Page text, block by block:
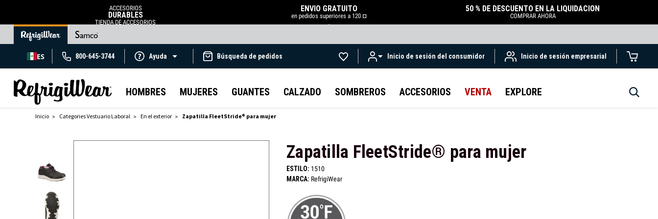
ACCESORIOS
DURABLES
TIENDA DE ACCESORIOS
ENVÍO GRATUITO
en pedidos superiores a 120 ¤
.
50 % DE DESCUENTO EN LA LIQUIDACIÓN
COMPRAR AHORA
ES 800-645-3744 Ayuda Búsqueda de pedidos Inicio de sesión del consumidor Inicio de sesión empresarial
HOMBRES MUJERES GUANTES CALZADO SOMBREROS ACCESORIOS VENTA EXPLORE
Inicio Categories Vestuario Laboral En el exterior Zapatilla FleetStride® para mujer
Zapatilla FleetStride® para mujer
ESTILO: 1510
MARCA: RefrigiWear